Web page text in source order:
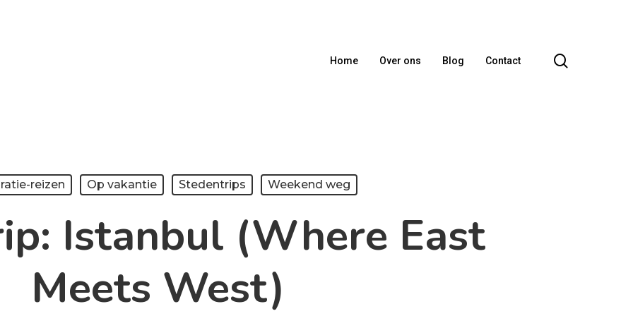
Home Over ons Blog Contact
reizen Op vakantie Stedentrips Weekend weg
Istanbul (Where East
Meets West)